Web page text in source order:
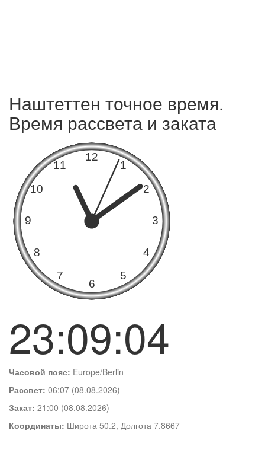
Наштеттен точное время.
Время рассвета и заката
23:09:05
Часовой пояс: Europe/Berlin
Рассвет: 06:07 (08.08.2026)
Закат: 21:00 (08.08.2026)
Координаты: Широта 50.2, Долгота 7.8667